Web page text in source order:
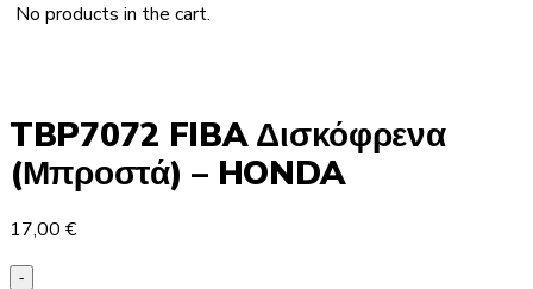
No products in the cart.
TBP7072 FIBA Δισκόφρενα
(Μπροστά) – HONDA
17,00 €
-